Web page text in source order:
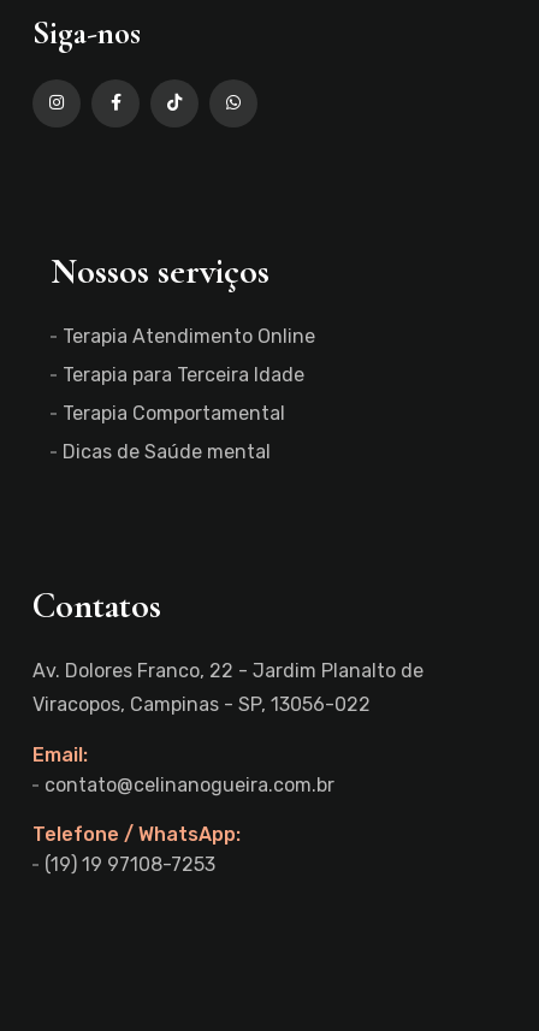
Siga-nos
Nossos serviços
Terapia Atendimento Online
Terapia para Terceira Idade
Terapia Comportamental
Dicas de Saúde mental
Contatos
Av. Dolores Franco, 22 - Jardim Planalto de
Viracopos, Campinas - SP, 13056-022
Email:
contato@celinanogueira.com.br
Telefone / WhatsApp:
(19) 19 97108-7253